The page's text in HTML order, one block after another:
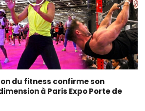
du fitness confirme son
à Paris Expo Porte de